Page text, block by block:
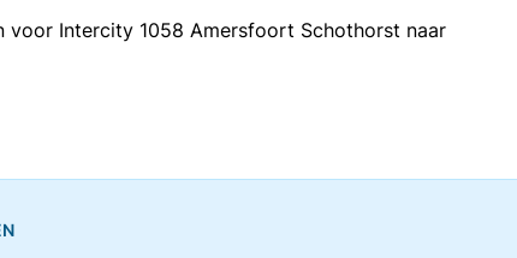
voor Intercity 1058 Amersfoort Schothorst naar